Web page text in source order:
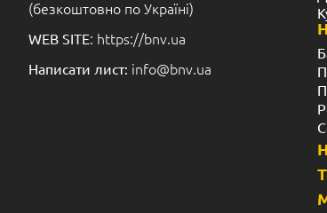
Замовити композитні басейни –
З огляду на конструкційні особливості, а
басейни вельми обмежені габаритами.
Виняток-збірний композитний басейн,
може бути тільки прямокутним і вимагає
орієнтовані на приватне використання.
Дачна ділянка. Ціна Басейну в каталозі
Композитні басейни-це вуличні
будівлі, але таке рішення не завжди
головні особливості чаш-це підвищена